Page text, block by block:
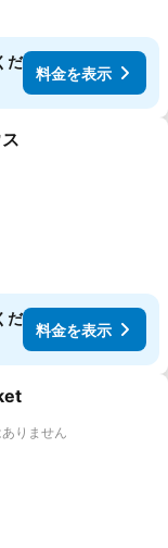
だ
料金を表示
追加
だ
料金を表示
追加
りません